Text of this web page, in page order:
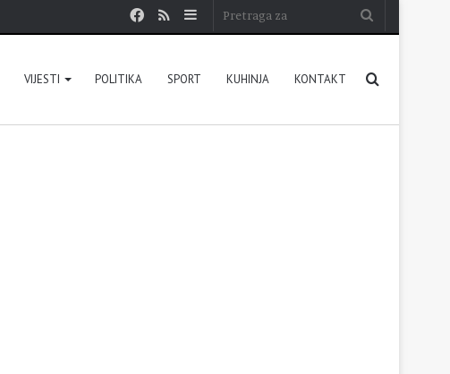
Sidebar
RSS
Facebook
VIJESTI POLITIKA SPORT KUHINJA KONTAKT Pretraga